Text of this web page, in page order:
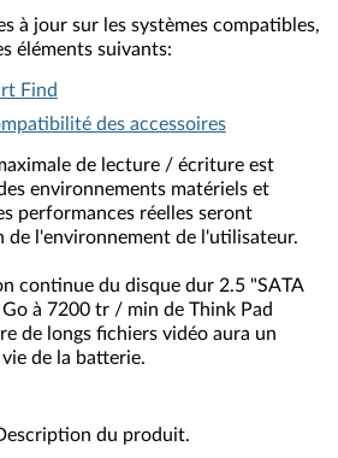
à jour sur les systèmes compatibles,
éléments suivants:
Find
des accessoires
de lecture / écriture est
environnements matériels et
performances réelles seront
l'environnement de l'utilisateur.
continue du disque dur 2.5 "SATA
à 7200 tr / min de Think Pad
de longs fichiers vidéo aura un
de la batterie.
du produit.